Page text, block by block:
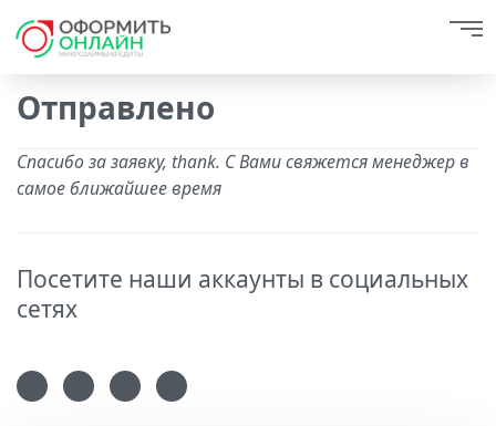
Отправлено
Спасибо за заявку, thank. С Вами свяжется менеджер в
самое ближайшее время
Посетите наши аккаунты в социальных
сетях